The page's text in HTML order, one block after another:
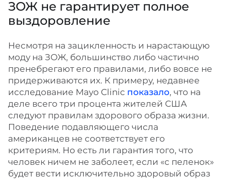
ЗОЖ не гарантирует полное
выздоровление
Несмотря на зацикленность и нарастающую
моду на ЗОЖ, большинство либо частично
пренебрегают его правилами, либо вовсе не
придерживаются их. К примеру, недавнее
исследование Mayo Clinic показало, что на
деле всего три процента жителей США
следуют правилам здорового образа жизни.
Поведение подавляющего числа
американцев не соответствует его
критериям. Но есть ли гарантия того, что
человек ничем не заболеет, если «с пеленок»
будет вести исключительно здоровый образ